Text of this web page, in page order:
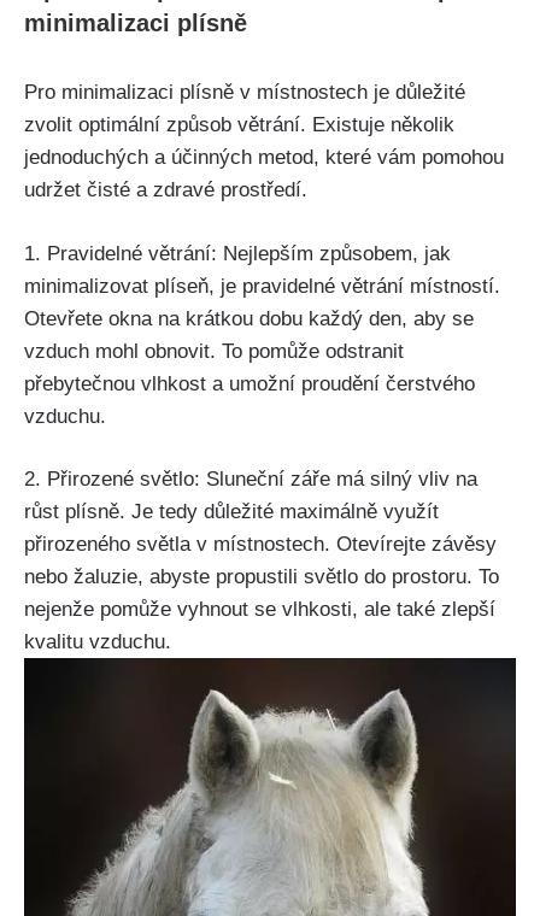
minimalizaci plísně
Pro‌ minimalizaci plísně v místnostech je důležité
zvolit optimální způsob větrání. ‌Existuje ⁣několik
jednoduchých​ a účinných metod, které vám pomohou
udržet čisté a zdravé prostředí. ‍
1. Pravidelné větrání: ​Nejlepším způsobem, jak
minimalizovat plíseň, je pravidelné větrání místností.
Otevřete‌ okna na krátkou dobu‍ každý den,​ aby se
vzduch mohl obnovit. To pomůže odstranit
přebytečnou vlhkost⁤ a umožní proudění čerstvého
vzduchu.
2. Přirozené světlo: Sluneční záře má silný vliv na
růst plísně. Je tedy důležité ⁢maximálně využít
přirozeného světla v místnostech. Otevírejte závěsy
nebo žaluzie, abyste ‌propustili světlo do prostoru. To
nejenže pomůže vyhnout se vlhkosti, ⁢ale‍ také zlepší
kvalitu ⁤vzduchu.